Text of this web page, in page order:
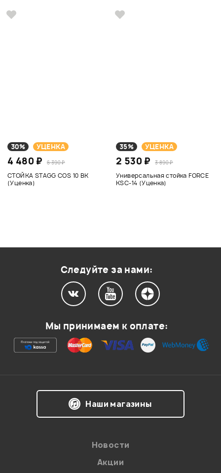
30% УЦЕНКА
4 480 ₽ 6 390 ₽
СТОЙКА STAGG COS 10 BK
(Уценка)
35% УЦЕНКА
2 530 ₽ 3 890 ₽
Универсальная стойка FORCE
KSC-14 (Уценка)
Следуйте за нами:
Мы принимаем к оплате:
Наши магазины
Новости
Акции